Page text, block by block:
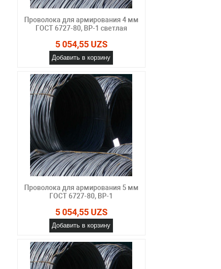
Проволока для армирования 4 мм
ГОСТ 6727-80, ВР-1 светлая
5 054,55 UZS
Добавить в корзину
Проволока для армирования 5 мм
ГОСТ 6727-80, ВР-1
5 054,55 UZS
Добавить в корзину